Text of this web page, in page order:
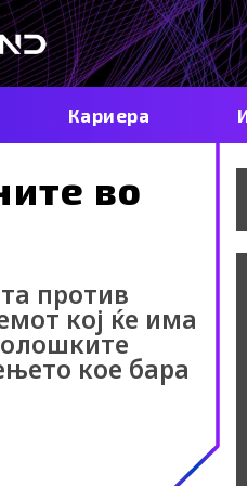
Кариера
во
против
кој ќе има
кое бара